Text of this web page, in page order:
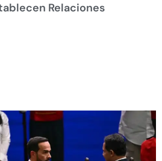
Relaciones